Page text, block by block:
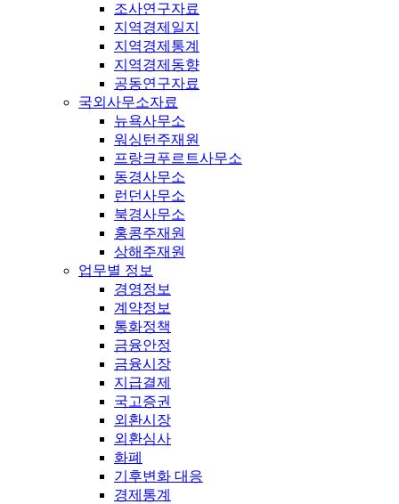
조사연구자료
지역경제일지
지역경제통계
지역경제동향
공동연구자료
국외사무소자료
뉴욕사무소
워싱턴주재원
프랑크푸르트사무소
동경사무소
런던사무소
북경사무소
홍콩주재원
상해주재원
업무별 정보
경영정보
계약정보
통화정책
금융안정
금융시장
지급결제
국고증권
외환시장
외환심사
화폐
기후변화 대응
경제통계